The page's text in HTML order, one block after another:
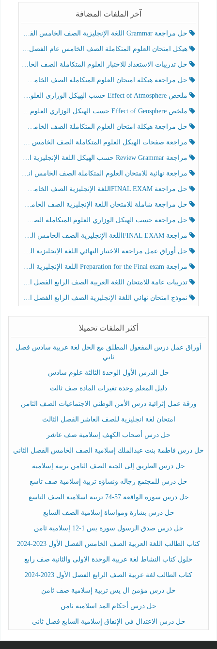
آخر الملفات المضافة
حل مراجعة Grammar اللغة الإنجليزية الصف الخامس الفصل الثالث
هيكل امتحان العلوم المتكاملة الصف الخامس عام الفصل الدراسي الثالث 2025-2026
حل تدريبات الاستعداد للاختبار العلوم المتكاملة الصف الخامس عام الفصل الثالث
حل مراجعة هيكلة امتحان العلوم المتكاملة الصف الخامس انسبير الفصل الثالث
ملخص Effect of Atmosphere حسب الهيكل الوزاري العلوم المتكاملة الصف الخامس انسبير الفصل الثالث
ملخص Effect of Geosphere حسب الهيكل الوزاري العلوم المتكاملة الصف الخامس انسبير الفصل الثالث
حل مراجعة هيكلة امتحان العلوم المتكاملة الصف الخامس عام الفصل الثالث
مراجعة صفحات الهيكل العلوم المتكاملة الصف الخامس انسبير الفصل الثالث
مراجعة Review Grammar حسب الهيكل اللغة الإنجليزية الصف الخامس الفصل الثالث
مراجعة نهائية للامتحان العلوم المتكاملة الصف الخامس انسبير الفصل الثالث
حل مراجعة FINAL EXAMاللغة الإنجليزية الصف الخامس الفصل الثالث
حل مراجعة شاملة للامتحان اللغة الإنجليزية الصف الخامس الفصل الثالث
حل مراجعة حسب الهيكل الوزاري العلوم المتكاملة الصف الخامس عام الفصل الثالث
مراجعة FINAL EXAMاللغة الإنجليزية الصف الخامس الفصل الثالث
حل أوراق عمل مراجعة الاختبار النهائي اللغة الإنجليزية الصف الرابع الفصل الثالث
مراجعة Preparation for the Final exam اللغة الإنجليزية الصف الرابع الفصل الثالث
تدريبات عامة للامتحان اللغة العربية الصف الرابع الفصل الثالث
نموذج امتحان نهائي اللغة الإنجليزية الصف الرابع الفصل الثالث
أكثر الملفات تحميلا
أوراق عمل درس المفعول المطلق مع الحل لغة عربية سادس فصل
ثاني
حل الدرس الأول الوحدة الثالثة علوم سادس
دليل المعلم وحدة تغيرات المادة صف ثالث
ورقة عمل إثرائية درس الأمن الوطني الاجتماعيات الصف الثامن
امتحان لغة انجليزية للصف العاشر الفصل الثالث
حل درس أصحاب الكهف إسلامية صف عاشر
حل درس فاطمة بنت عبدالملك إسلامية الصف الخامس الفصل الثاني
حل درس الطريق إلى الجنة الصف الثامن تربية إسلامية
حل درس للمجتمع رجاله ونساؤه تربية إسلامية صف تاسع
حل درس سورة الواقعة 57-74 تربية اسلامية الصف التاسع
حل درس بشارة ومواساة إسلامية الصف السابع
حل درس صدق الرسول سورة يس 1-12 إسلامية ثامن
كتاب الطالب اللغة العربية الصف الخامس الفصل الأول 2023-2024
حلول كتاب النشاط لغة عربية الوحدة الاولى والثانية صف رابع
كتاب الطالب لغة عربية الصف الرابع الفصل الأول 2023-2024
حل درس مؤمن ال يس تربية إسلامية صف ثامن
حل درس أحكام المد اسلامية ثامن
حل درس الاعتدال في الإنفاق إسلامية السابع فصل ثاني